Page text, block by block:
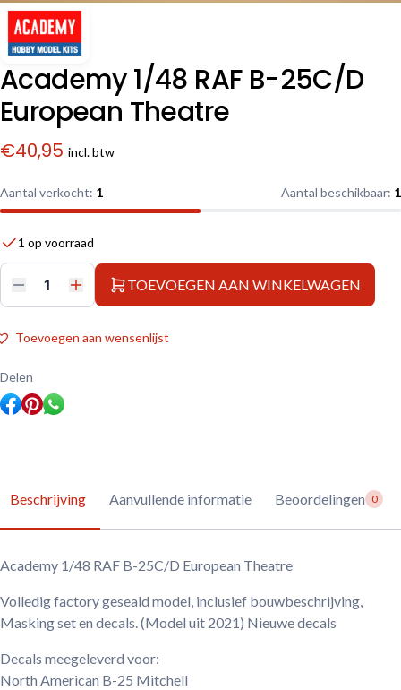
Academy 1/48 RAF B-25C/D
European Theatre
€40,95 incl. btw
Aantal verkocht: 1 Aantal beschikbaar: 1
1 op voorraad
Academy
1/48
B-
25C/D
Theatre
aantal
TOEVOEGEN AAN WINKELWAGEN
Toevoegen aan wensenlijst
Delen
Beschrijving Aanvullende informatie Beoordelingen 0
Academy 1/48 RAF B-25C/D European Theatre
Volledig factory geseald model, inclusief bouwbeschrijving,
Masking set en decals. (Model uit 2021) Nieuwe decals
Decals meegeleverd voor:
North American B-25 Mitchell